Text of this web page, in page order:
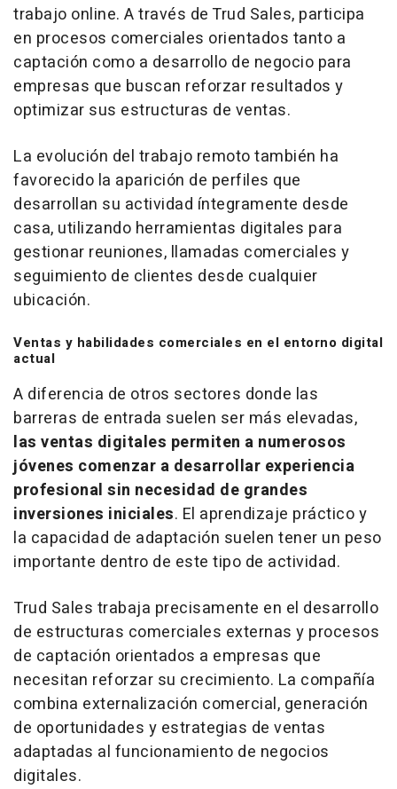
trabajo online. A través de Trud Sales, participa
en procesos comerciales orientados tanto a
captación como a desarrollo de negocio para
empresas que buscan reforzar resultados y
optimizar sus estructuras de ventas.
La evolución del trabajo remoto también ha
favorecido la aparición de perfiles que
desarrollan su actividad íntegramente desde
casa, utilizando herramientas digitales para
gestionar reuniones, llamadas comerciales y
seguimiento de clientes desde cualquier
ubicación.
Ventas y habilidades comerciales en el entorno digital
actual
A diferencia de otros sectores donde las
barreras de entrada suelen ser más elevadas,
las ventas digitales permiten a numerosos
jóvenes comenzar a desarrollar experiencia
profesional sin necesidad de grandes
inversiones iniciales. El aprendizaje práctico y
la capacidad de adaptación suelen tener un peso
importante dentro de este tipo de actividad.
Trud Sales trabaja precisamente en el desarrollo
de estructuras comerciales externas y procesos
de captación orientados a empresas que
necesitan reforzar su crecimiento. La compañía
combina externalización comercial, generación
de oportunidades y estrategias de ventas
adaptadas al funcionamiento de negocios
digitales.